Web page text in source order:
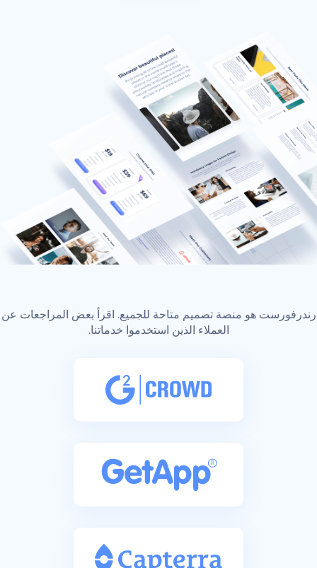
رندرفورست هو منصة تصميم متاحة للجميع. اقرأ بعض المراجعات عن
العملاء الذين استخدموا خدماتنا.